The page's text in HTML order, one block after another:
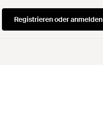
Registrieren oder anmelden